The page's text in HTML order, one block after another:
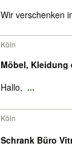
Wir verschenken
Köln
Möbel, Kleidung
Hallo, ...
Köln
Schrank Büro